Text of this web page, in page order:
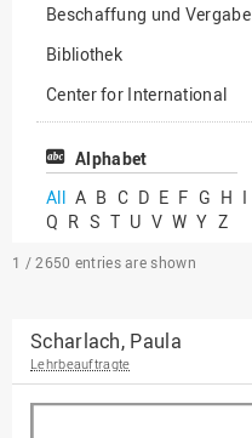
Beschaffung und Vergabe
Bibliothek
Center for International
Mobility
Center for International
Chancengerechtigkeit
eLearning Competence
EU-Büro
Fakultät
Agrarwissenschaften und
Alphabet
All A B C D E F G H I
Q R S T U V W Y Z
1 / 2650 entries are shown
Scharlach, Paula
Lehrbeauftragte